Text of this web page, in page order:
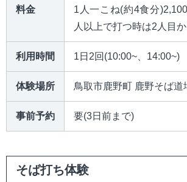
料金
1人一こね(約4食分
人以上で打つ時は2人目
利用時間 1日2回(10:00~、14:00~)
体験場所 鳥取市鹿野町 鹿野そば道
事前予約 要(3日前まで)
そば打ち体験